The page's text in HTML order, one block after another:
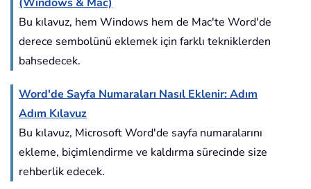
Bu kılavuz, hem Windows hem de Mac'te Word'de
derece sembolünü eklemek için farklı tekniklerden
bahsedecek.
Word'de Sayfa Numaraları Nasıl Eklenir: Adım
Adım Kılavuz
Bu kılavuz, Microsoft Word'de sayfa numaralarını
ekleme, biçimlendirme ve kaldırma sürecinde size
rehberlik edecek.